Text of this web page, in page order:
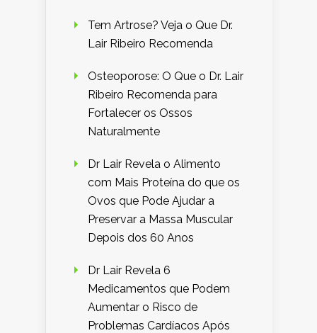
Tem Artrose? Veja o Que Dr.
Lair Ribeiro Recomenda
Osteoporose: O Que o Dr. Lair
Ribeiro Recomenda para
Fortalecer os Ossos
Naturalmente
Dr Lair Revela o Alimento
com Mais Proteína do que os
Ovos que Pode Ajudar a
Preservar a Massa Muscular
Depois dos 60 Anos
Dr Lair Revela 6
Medicamentos que Podem
Aumentar o Risco de
Problemas Cardíacos Após